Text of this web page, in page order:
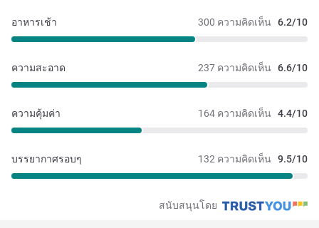
300 ความคิดเห็น 6.2/10
อาหารเช้า
237 ความคิดเห็น 6.6/10
ความสะอาด
164 ความคิดเห็น 4.4/10
ความคุ้มค่า
132 ความคิดเห็น 9.5/10
บรรยากาศรอบๆ
สนับสนุนโดย